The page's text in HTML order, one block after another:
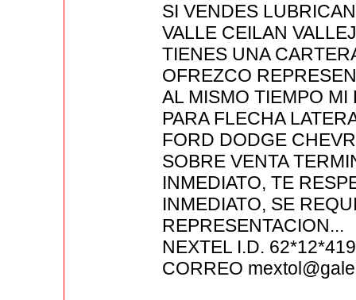
SI VENDES
VALLE CEILAN
TIENES UNA
OFREZCO
AL MISMO TIEMPO
PARA FLECHA
FORD DODGE
SOBRE VENTA
INMEDIATO, TE
INMEDIATO, SE
REPRESENTACION...
NEXTEL I.D.
CORREO